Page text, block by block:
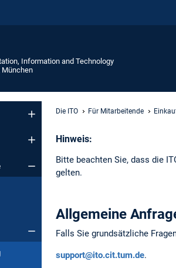
Information and Technology
München
Die ITO Für Mitarbeitende
Hinweis:
Bitte beachten Sie, dass die
gelten.
Allgemeine
Falls Sie grundsätzliche
support@ito.cit.tum.de.